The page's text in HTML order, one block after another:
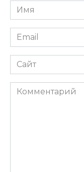
Имя
*
Email
*
Сайт
Комментарий